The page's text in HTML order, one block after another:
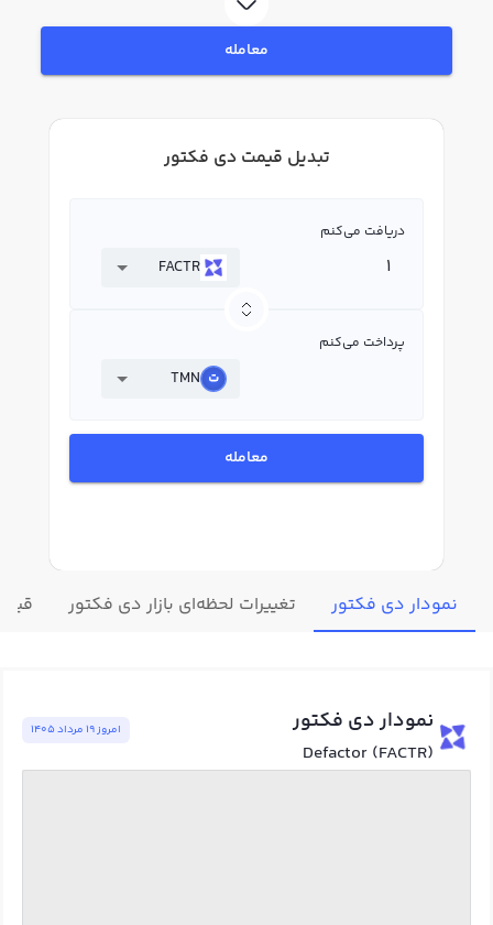
معامله
تبدیل قیمت دی فکتور
دریافت می‌کنم
FACTR
پرداخت می‌کنم
TMN
معامله
نمودار دی فکتور تغییرات لحظه‌ای بازار دی فکتور
نمودار دی فکتور
Defactor (FACTR)
امروز ١٩ مرداد ١٤٠٥